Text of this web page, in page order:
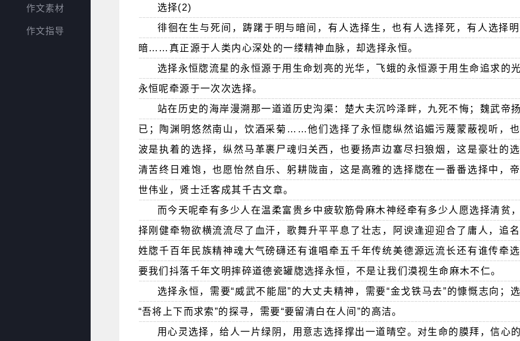
作文素材
作文指导
选择(2)
徘徊在生与死间，踌躇于明与暗间，有人选择生，也有人选择死，有人选择
暗……真正源于人类内心深处的一缕精神血脉，却选择永恒。
选择永恒牎流星的永恒源于用生命划亮的光华，飞蛾的永恒源于用生命追求的
永恒呢牵源于一次次选择。
站在历史的海岸漫溯那一道道历史沟渠：楚大夫沉吟泽畔，九死不悔；魏武帝
已；陶渊明悠然南山，饮酒采菊……他们选择了永恒牎纵然谄媚污蔑蒙蔽视听，
波是执着的选择，纵然马革裹尸魂归关西，也要扬声边塞尽扫狼烟，这是豪壮的
清苦终日难饱，也愿怡然自乐、躬耕陇亩，这是高雅的选择牎在一番番选择中，
世伟业，贤士迁客成其千古文章。
而今天呢牵有多少人在温柔富贵乡中疲软筋骨麻木神经牵有多少人愿选择清贫
择刚健牵物欲横流流尽了血汗，歌舞升平平息了壮志，阿谀逢迎迎合了庸人，追
姓牎千百年民族精神魂大气磅礴还有谁唱牵五千年传统美德源远流长还有谁传牵
要我们抖落千年文明摔碎道德瓷罐牎选择永恒，不是让我们漠视生命麻木不仁。
选择永恒，需要“威武不能屈”的大丈夫精神，需要“金戈铁马去”的慷慨志向；
“吾将上下而求索”的探寻，需要“要留清白在人间”的高洁。
用心灵选择，给人一片绿阴，用意志选择撑出一道晴空。对生命的膜拜，信心